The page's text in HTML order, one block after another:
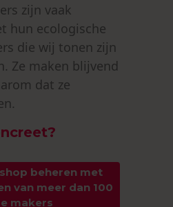
zijn vaak
hun ecologische
die wij tonen zijn
Ze maken blijvend
dat ze
beheren met
van meer dan 100
makers